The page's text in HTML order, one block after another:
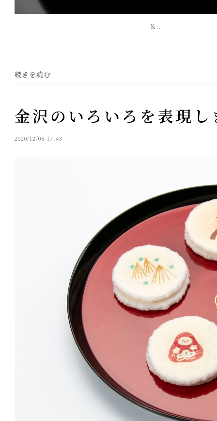
&...
続きを読む
金沢のいろいろを表現
2020/12/08 17:43